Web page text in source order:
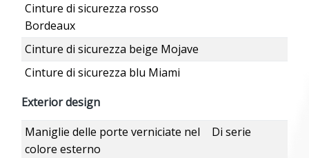
Cinture di sicurezza rosso
Bordeaux
Cinture di sicurezza beige Mojave
Cinture di sicurezza blu Miami
Exterior design
Maniglie delle porte verniciate nel
colore esterno
Di serie